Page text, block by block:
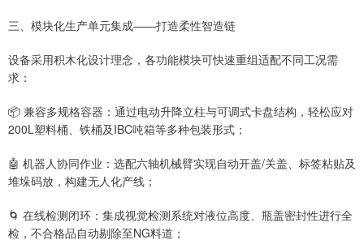
三、模块化生产单元集成——打造柔性智造链
设备采用积木化设计理念，各功能模块可快速重组适配不同工况需
求：
📦 兼容多规格容器：通过电动升降立柱与可调式卡盘结构，轻松应对
200L塑料桶、铁桶及IBC吨箱等多种包装形式；
🤖 机器人协同作业：选配六轴机械臂实现自动开盖/关盖、标签粘贴及
堆垛码放，构建无人化产线；
🌀 在线检测闭环：集成视觉检测系统对液位高度、瓶盖密封性进行全
检，不合格品自动剔除至NG料道；